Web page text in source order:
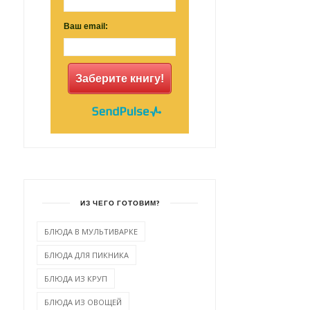
Ваш email:
Заберите книгу!
ИЗ ЧЕГО ГОТОВИМ?
БЛЮДА В МУЛЬТИВАРКЕ
БЛЮДА ДЛЯ ПИКНИКА
БЛЮДА ИЗ КРУП
БЛЮДА ИЗ ОВОЩЕЙ